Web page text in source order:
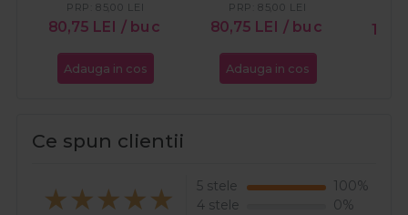
80,75 LEI / buc
PRP: 85,00 LEI
Adauga in cos
80,75 LEI / buc
PRP: 85,00 LEI
Adauga in cos
Ce spun clientii
5 stele
100%
4 stele
0%